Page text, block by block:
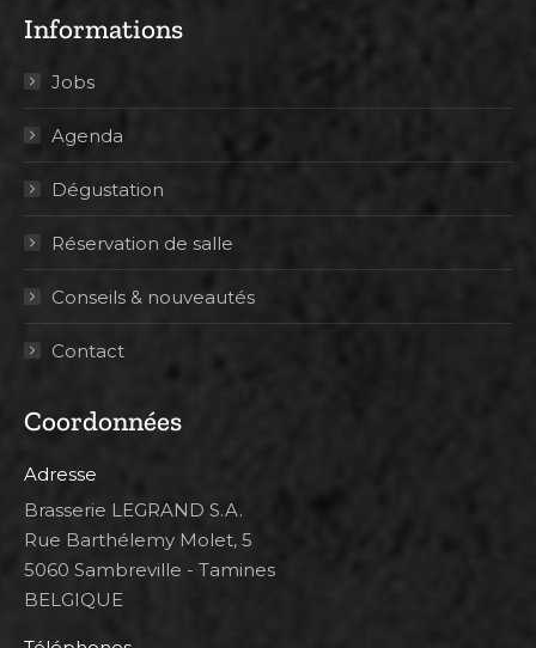
Informations
Jobs
Agenda
Dégustation
Réservation de salle
Conseils & nouveautés
Contact
Coordonnées
Adresse
Brasserie LEGRAND S.A.
Rue Barthélemy Molet, 5
5060 Sambreville - Tamines
BELGIQUE